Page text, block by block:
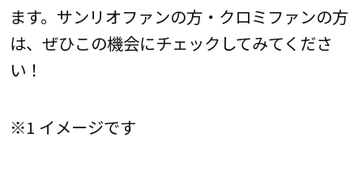
ます。サンリオファンの方・クロミファンの方
は、ぜひこの機会にチェックしてみてくださ
い！
※1 イメージです